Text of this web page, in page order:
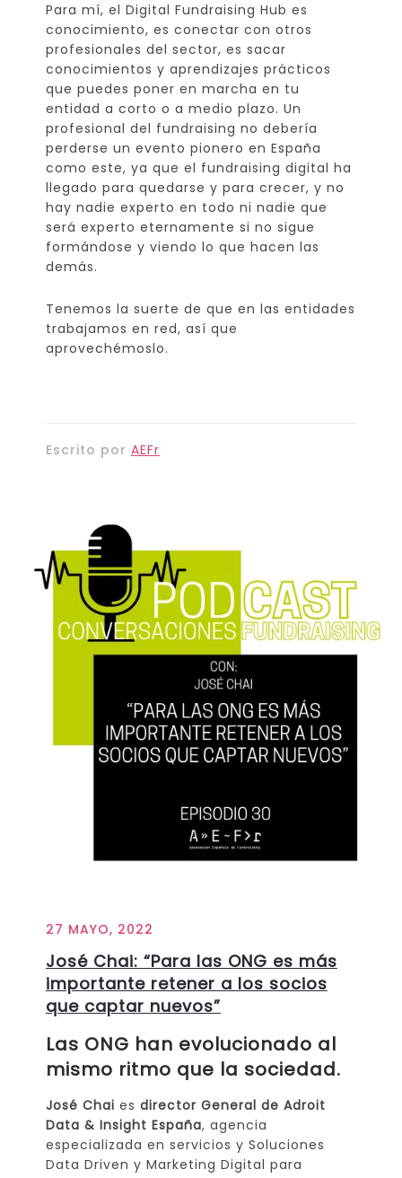
Para mí, el Digital Fundraising Hub es
conocimiento, es conectar con otros
profesionales del sector, es sacar
conocimientos y aprendizajes prácticos
que puedes poner en marcha en tu
entidad a corto o a medio plazo. Un
profesional del fundraising no debería
perderse un evento pionero en España
como este, ya que el fundraising digital ha
llegado para quedarse y para crecer, y no
hay nadie experto en todo ni nadie que
será experto eternamente si no sigue
formándose y viendo lo que hacen las
demás.
Tenemos la suerte de que en las entidades
trabajamos en red, así que
aprovechémoslo.
Escrito por AEFr
27 MAYO, 2022
José Chai: “Para las ONG es más
importante retener a los socios
que captar nuevos”
Las ONG han evolucionado al
mismo ritmo que la sociedad.
José Chai es director General de Adroit
Data & Insight España, agencia
especializada en servicios y Soluciones
Data Driven y Marketing Digital para